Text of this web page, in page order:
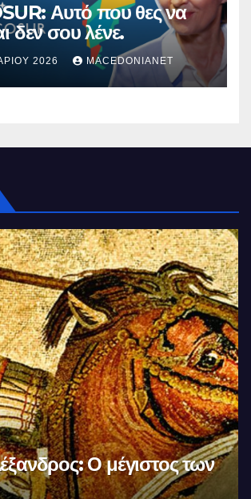
Αυτό που θες να
δεν σου λένε.
2026 MACEDONIANET
Ο μέγιστος των